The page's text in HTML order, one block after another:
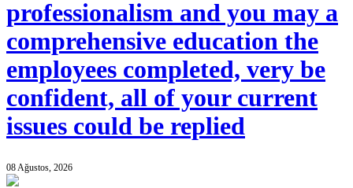
professionalism and you may a
comprehensive education the
employees completed, very be
confident, all of your current
issues could be replied
08 Ağustos, 2026